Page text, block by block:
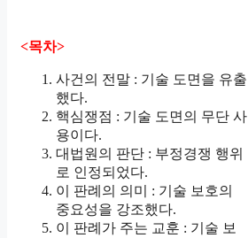
<목차>
사건의 전말 : 기술 도면을 유출
했다.
핵심쟁점 : 기술 도면의 무단 사
용이다.
대법원의 판단 : 부정경쟁 행위
로 인정되었다.
이 판례의 의미 : 기술 보호의
중요성을 강조했다.
이 판례가 주는 교훈 : 기술 보